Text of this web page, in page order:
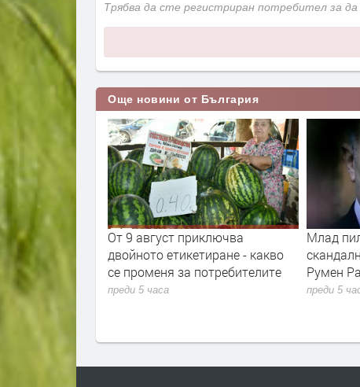
Трябва да сте регистриран потребител за
Още новини от България
ще провeрява
От 9 август приключва
двойното етикетиране - какво
се променя за потребителите
преди 5 часа
Млад
Румен
преди 5